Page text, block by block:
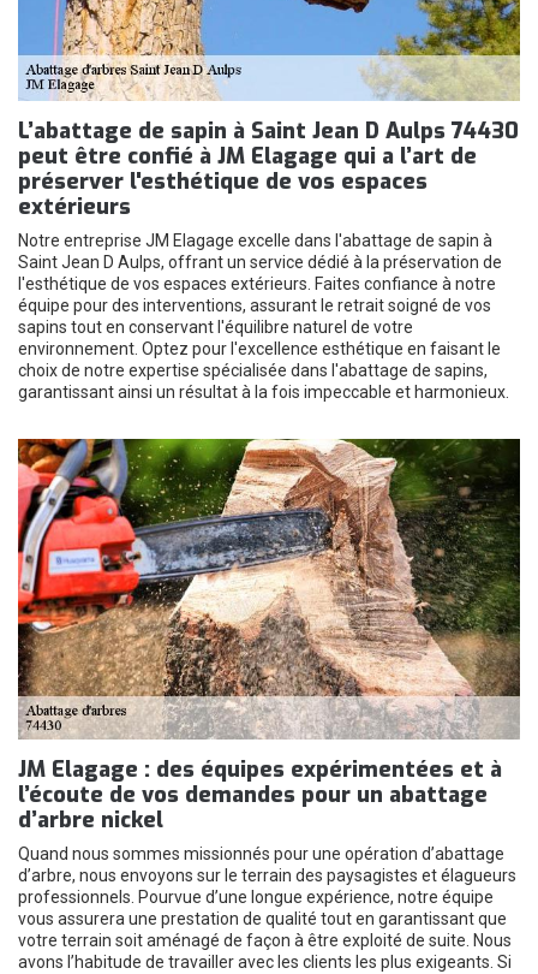
L’abattage de sapin à Saint Jean D Aulps 74430
peut être confié à JM Elagage qui a l’art de
préserver l'esthétique de vos espaces
extérieurs
Notre entreprise JM Elagage excelle dans l'abattage de sapin à
Saint Jean D Aulps, offrant un service dédié à la préservation de
l'esthétique de vos espaces extérieurs. Faites confiance à notre
équipe pour des interventions, assurant le retrait soigné de vos
sapins tout en conservant l'équilibre naturel de votre
environnement. Optez pour l'excellence esthétique en faisant le
choix de notre expertise spécialisée dans l'abattage de sapins,
garantissant ainsi un résultat à la fois impeccable et harmonieux.
JM Elagage : des équipes expérimentées et à
l’écoute de vos demandes pour un abattage
d’arbre nickel
Quand nous sommes missionnés pour une opération d’abattage
d’arbre, nous envoyons sur le terrain des paysagistes et élagueurs
professionnels. Pourvue d’une longue expérience, notre équipe
vous assurera une prestation de qualité tout en garantissant que
votre terrain soit aménagé de façon à être exploité de suite. Nous
avons l’habitude de travailler avec les clients les plus exigeants. Si